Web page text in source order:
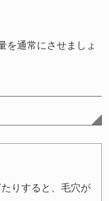
を通常にさせましょ
りすると、毛穴が